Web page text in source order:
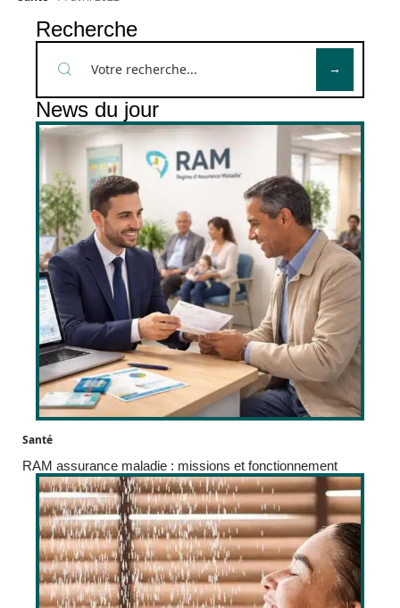
Recherche
News du jour
Santé
RAM assurance maladie : missions et fonctionnement